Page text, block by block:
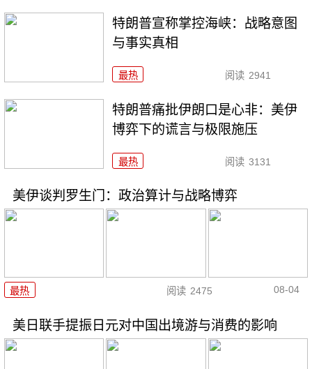
特朗普宣称掌控海峡：战略意图
与事实真相
最热 阅读 2941
特朗普痛批伊朗口是心非：美伊
博弈下的谎言与极限施压
最热 阅读 3131
美伊谈判罗生门：政治算计与战略博弈
最热 阅读 2475 08-04
美日联手提振日元对中国出境游与消费的影响